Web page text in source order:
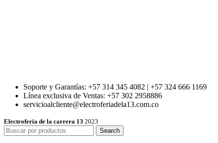
Soporte y Garantías: +57 314 345 4082 | +57 324 666 1169
Línea exclusiva de Ventas: +57 302 2958886
servicioalcliente@electroferiadela13.com.co
Electroferia de la carrera 13 2023
Search